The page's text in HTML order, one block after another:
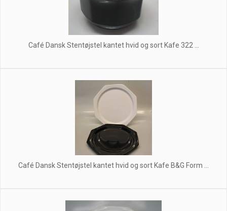
Café Dansk Stentøjstel kantet hvid og sort Kafe 322 ...
Café Dansk Stentøjstel kantet hvid og sort Kafe B&G Form ...